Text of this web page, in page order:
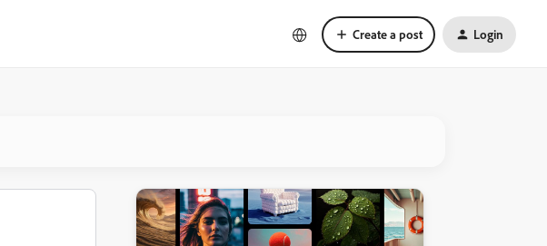
Create a post Login